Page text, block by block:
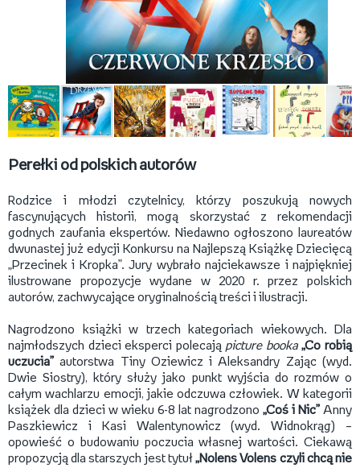
Perełki od polskich autorów
Rodzice i młodzi czytelnicy, którzy poszukują nowych
fascynujących historii, mogą skorzystać z rekomendacji
godnych zaufania ekspertów. Niedawno ogłoszono laureatów
dwunastej już edycji Konkursu na Najlepszą Książkę Dziecięcą
„Przecinek i Kropka”. Jury wybrało najciekawsze i najpiękniej
ilustrowane propozycje wydane w 2020 r. przez polskich
autorów, zachwycające oryginalnością treści i ilustracji.
Nagrodzono książki w trzech kategoriach wiekowych. Dla
najmłodszych dzieci eksperci polecają picture booka „Co robią
uczucia” autorstwa Tiny Oziewicz i Aleksandry Zając (wyd.
Dwie Siostry), który służy jako punkt wyjścia do rozmów o
całym wachlarzu emocji, jakie odczuwa człowiek. W kategorii
książek dla dzieci w wieku 6-8 lat nagrodzono „Coś i Nic”Anny
Paszkiewicz i Kasi Walentynowicz (wyd. Widnokrąg) –
opowieść o budowaniu poczucia własnej wartości. Ciekawą
propozycją dla starszych jest tytuł„Nolens Volens czyli chcą nie